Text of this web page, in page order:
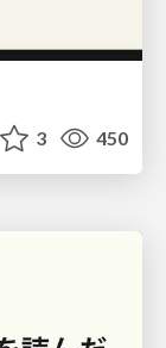
3 450